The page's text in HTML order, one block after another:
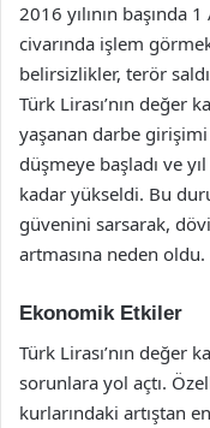
2016 yılının başında
civarında işlem
belirsizlikler, terör
Türk Lirası’nın değer
yaşanan darbe girişimi
düşmeye başladı ve
kadar yükseldi. Bu
güvenini sarsarak,
artmasına neden oldu.
Ekonomik Etkiler
Türk Lirası’nın değer
sorunlara yol açtı.
kurlarındaki artıştan